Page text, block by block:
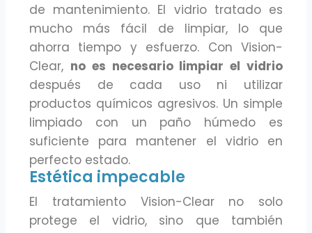
de mantenimiento. El vidrio tratado es
mucho más fácil de limpiar, lo que
ahorra tiempo y esfuerzo. Con Vision-
Clear, no es necesario limpiar el vidrio
después de cada uso ni utilizar
productos químicos agresivos. Un simple
limpiado con un paño húmedo es
suficiente para mantener el vidrio en
perfecto estado.
Estética impecable
El tratamiento Vision-Clear no solo
protege el vidrio, sino que también